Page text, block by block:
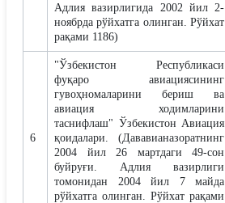
Aдлия вазирлигида 2002 йил 2-
ноябрда рўйхатга олинган. Рўйхат
рақами 1186)
6
"Ўзбекистон Республикаси
фуқаро авиациясининг
гувоҳномаларини бериш ва
авиация ходимларини
таснифлаш" Ўзбекистон Aвиация
қоидалари. (Дававианазоратнинг
2004 йил 26 мартдаги 49-сон
буйруғи. Aдлия вазирлиги
томонидан 2004 йил 7 майда
рўйхатга олинган. Рўйхат рақами